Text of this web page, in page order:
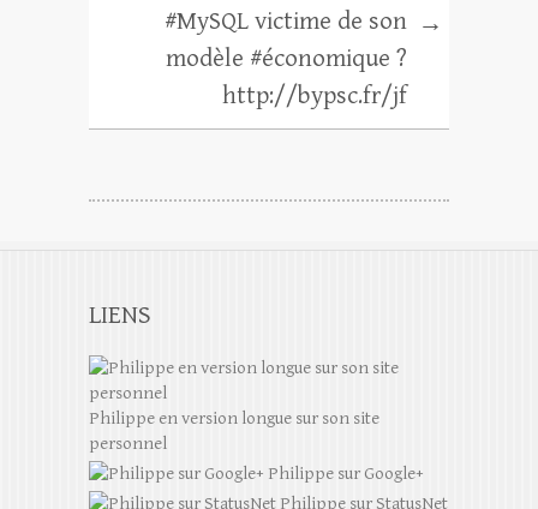
#MySQL victime de son
modèle #économique ?
http://bypsc.fr/jf
→
LIENS
Philippe en version longue sur son site
personnel
Philippe sur Google+
Philippe sur StatusNet